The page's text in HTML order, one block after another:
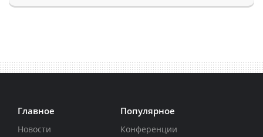
Главное
Новости
Популярное
Конференции